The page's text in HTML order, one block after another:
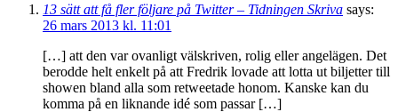
13 sätt att få fler följare på Twitter – Tidningen Skriva says:
26 mars 2013 kl. 11:01
[…] att den var ovanligt välskriven, rolig eller angelägen. Det
berodde helt enkelt på att Fredrik lovade att lotta ut biljetter till
showen bland alla som retweetade honom. Kanske kan du
komma på en liknande idé som passar […]